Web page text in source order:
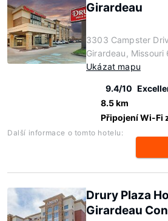
Girardeau
3303 Campster
Girardeau, Missouri
Ukázat mapu
9.4/10
8.5 km
Připojení Wi-Fi
Další informace o tomto hotelu:
Drury Plaza
Girardeau